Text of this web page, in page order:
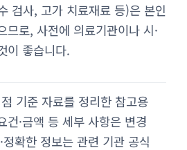
검사, 고가 치료재료 등)은 본인
므로, 사전에 의료기관이나 시·
이 좋습니다.
기준 자료를 정리한 참고용
건·금액 등 세부 사항은 변경
확한 정보는 관련 기관 공식